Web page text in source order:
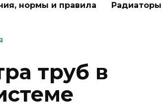
нормы и правила
труб в